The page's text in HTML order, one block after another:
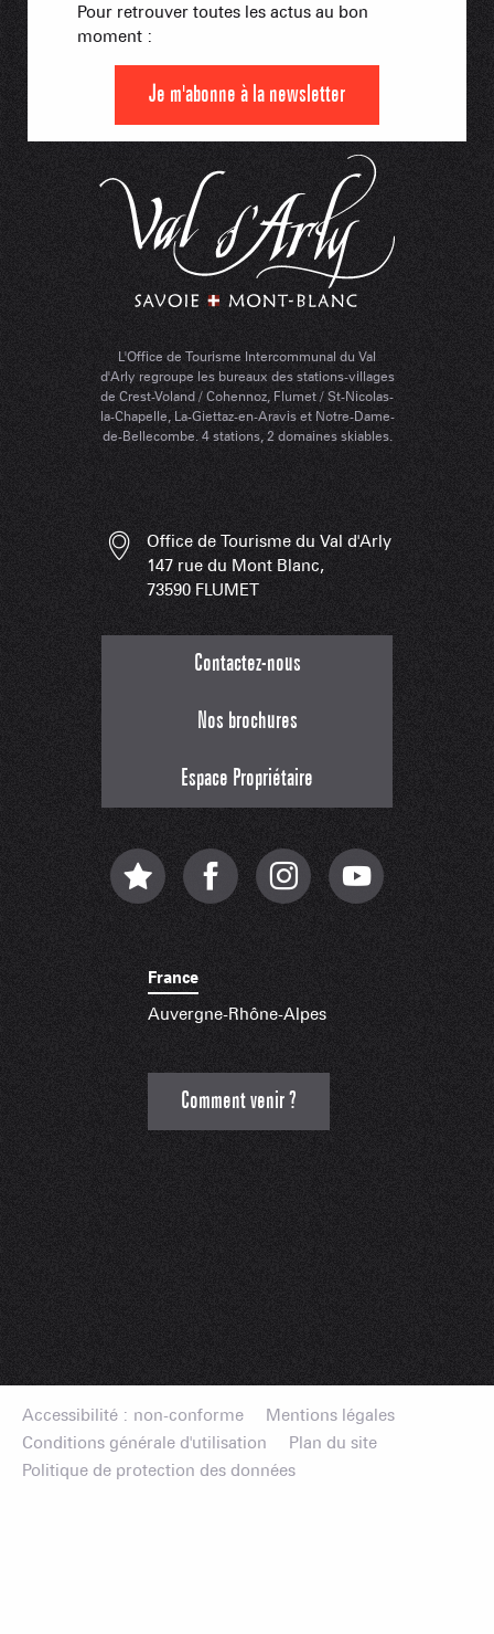
L'Office de Tourisme Intercommunal du Val
d'Arly regroupe les bureaux des stations-villages
de Crest-Voland / Cohennoz, Flumet / St-Nicolas-
la-Chapelle, La-Giettaz-en-Aravis et Notre-Dame-
de-Bellecombe. 4 stations, 2 domaines skiables.
Pour retrouver toutes les actus au bon
moment :
Je m'abonne à la newsletter
Office de Tourisme du Val d'Arly
147 rue du Mont Blanc,
73590 FLUMET
Contactez-nous
Nos brochures
Espace Propriétaire
France
Auvergne-Rhône-Alpes
Comment venir ?
Accessibilité : non-conforme
Mentions légales
Conditions générale d'utilisation
Plan du site
Politique de protection des données